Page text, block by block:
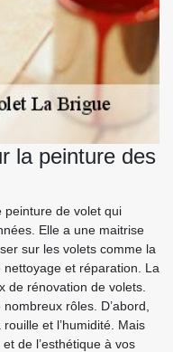
la peinture des
peinture de volet qui
Elle a une maitrise
sur les volets comme la
et réparation. La
de rénovation de volets.
rôles. D’abord,
et l’humidité. Mais
de l’esthétique à vos